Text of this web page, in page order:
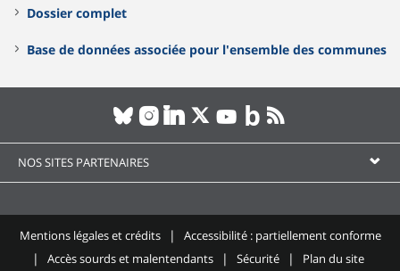
Dossier complet
Base de données associée pour l'ensemble des communes
NOS SITES PARTENAIRES
Mentions légales et crédits
Accessibilité : partiellement conforme
Accès sourds et malentendants
Sécurité Plan du site